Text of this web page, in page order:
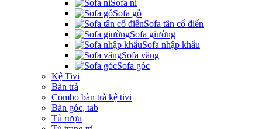
Sofa nỉ
Sofa gỗ
Sofa tân cổ điển
Sofa giường
Sofa nhập khẩu
Sofa văng
Sofa góc
Kệ Tivi
Bàn trà
Combo bàn trà kệ tivi
Bàn góc, tab
Tủ rượu